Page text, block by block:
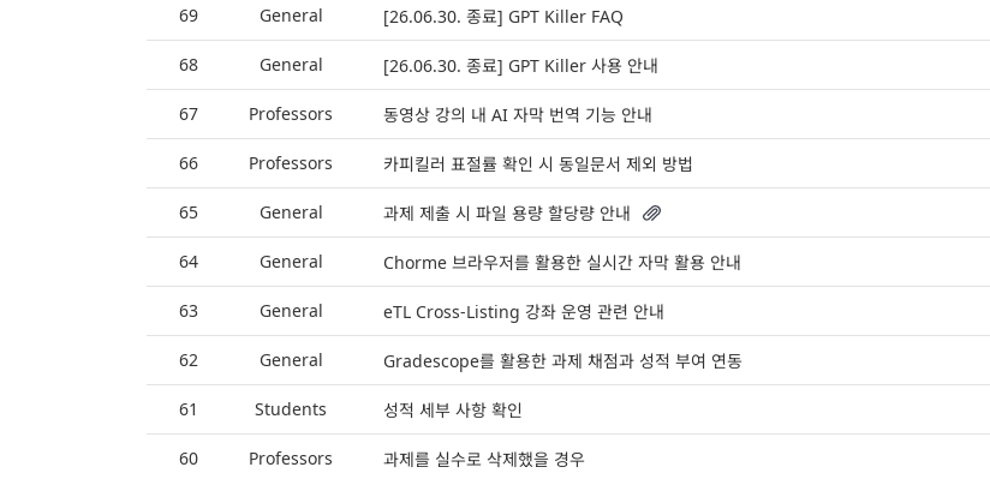
69 General [26.06.30. 종료] GPT Killer FAQ
68 General [26.06.30. 종료] GPT Killer 사용 안내
67 Professors 동영상 강의 내 AI 자막 번역 기능 안내
66 Professors 카피킬러 표절률 확인 시 동일문서 제외 방법
65 General 과제 제출 시 파일 용량 할당량 안내
64 General Chorme 브라우저를 활용한 실시간 자막 활용 안내
63 General eTL Cross-Listing 강좌 운영 관련 안내
62 General Gradescope를 활용한 과제 채점과 성적 부여 연동
61 Students 성적 세부 사항 확인
60 Professors 과제를 실수로 삭제했을 경우